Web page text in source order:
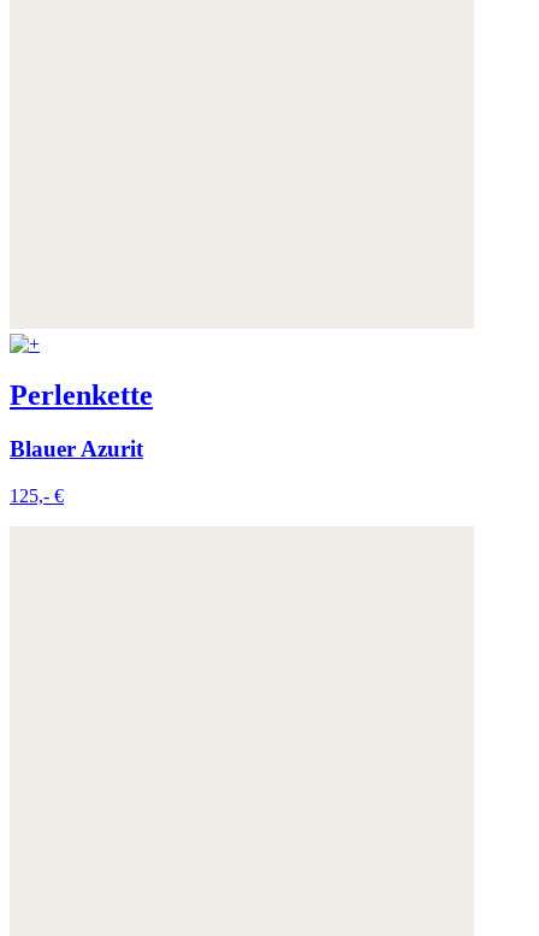
Perlenkette
Blauer Azurit
125,- €